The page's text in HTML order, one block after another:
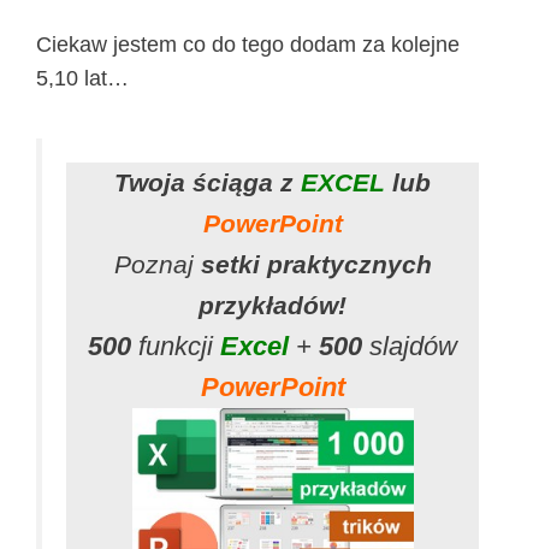
Ciekaw jestem co do tego dodam za kolejne
5,10 lat…
Twoja ściąga z EXCEL lub
PowerPoint
Poznaj setki praktycznych
przykładów!
500 funkcji Excel + 500 slajdów
PowerPoint